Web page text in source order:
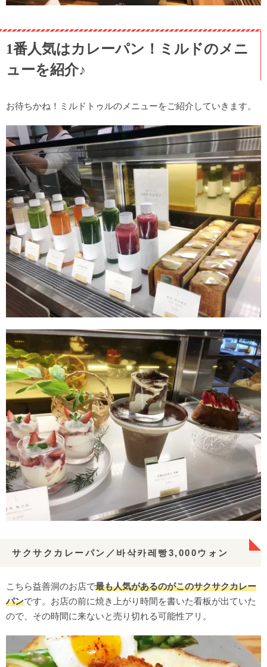
1番人気はカレーパン！ミルドのメニ
ューを紹介♪
お待ちかね！ミルドトゥルのメニューをご紹介していきます。
サクサクカレーパン／바삭카레빵3,000ウォン
こちら益善洞のお店で最も人気があるのがこのサクサクカレー
パンです。お店の前に焼き上がり時間を書いた看板が出ていた
ので、その時間に来ないと売り切れる可能性アリ。